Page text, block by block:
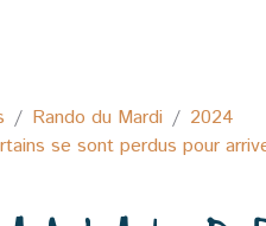
Rando du Mardi
2024
se sont perdus pour